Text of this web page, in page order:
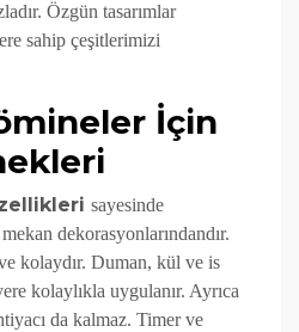
Özgün tasarımlar
sahip çeşitlerimizi
İçin
sayesinde
dekorasyonlarındandır.
kolaydır. Duman, kül ve is
kolaylıkla uygulanır. Ayrıca
da kalmaz. Timer ve